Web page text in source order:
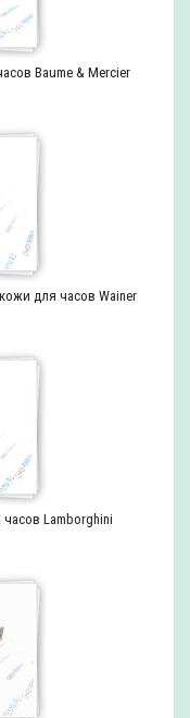
Baume & Mercier
для часов Wainer
Lamborghini